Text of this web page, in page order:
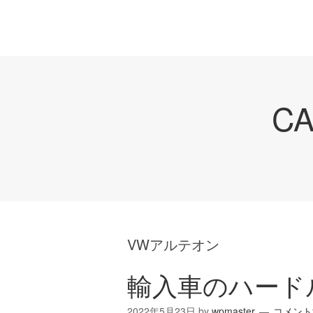
VWアルテオン
輸入車のハー